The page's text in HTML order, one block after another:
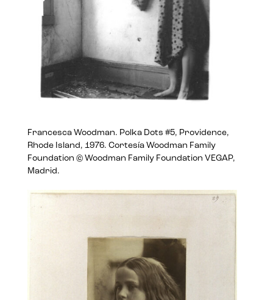
Francesca Woodman. Polka Dots #5, Providence,
Rhode Island, 1976. Cortesía Woodman Family
Foundation © Woodman Family Foundation VEGAP,
Madrid.